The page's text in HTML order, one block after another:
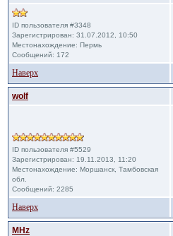
ID пользователя #3348
Зарегистрирован: 31.07.2012, 10:50
Местонахождение: Пермь
Сообщений: 172
Наверх
wolf
ID пользователя #5529
Зарегистрирован: 19.11.2013, 11:20
Местонахождение: Моршанск, Тамбовская
обл.
Сообщений: 2285
Наверх
MHz